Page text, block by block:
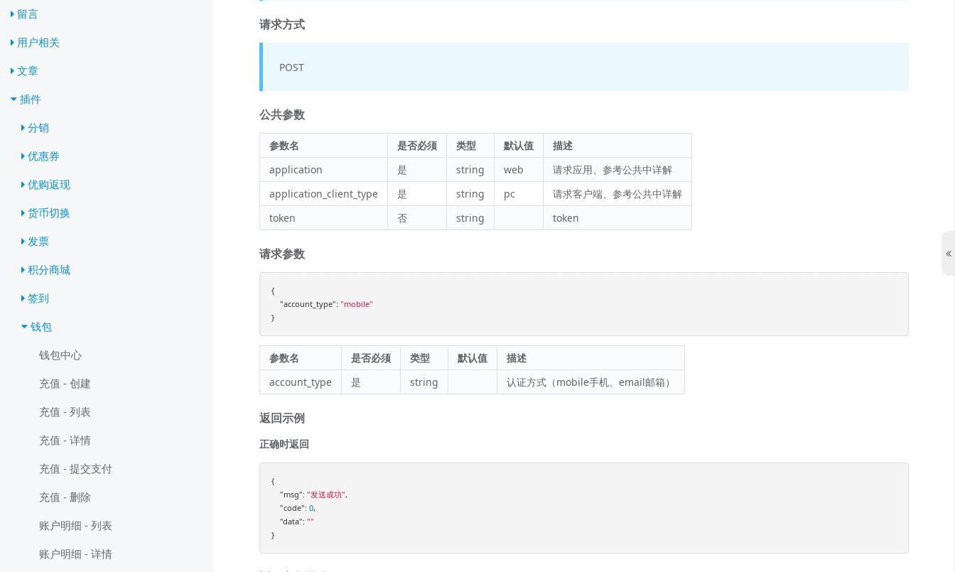
留言
用户相关
文章
插件
分销
优惠券
优购返现
货币切换
发票
积分商城
签到
钱包
钱包中心
充值 - 创建
充值 - 列表
充值 - 详情
充值 - 提交支付
充值 - 删除
账户明细 - 列表
账户明细 - 详情
请求方式
POST
公共参数
参数名 是否必须 类型 默认值
描述
application
是 string web
请求应用、参考公共中详解
application_client_type
是 string pc
请求客户端、参考公共中详解
token
否 string token
请求参数
{
"account_type": "mobile"
}
参数名 是否必须 类型 默认值
描述
account_type
是 string 认证方式（mobile手机、email邮箱）
返回示例
正确时返回
{
"msg": "发送成功",
"code": 0,
"data": ""
}